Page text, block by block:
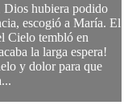
Dios hubiera podido
escogió a María. El
Cielo tembló en
la larga espera!
y dolor para que